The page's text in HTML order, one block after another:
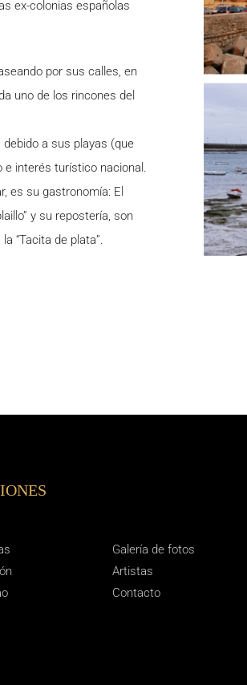
ex-colonias españolas
por sus calles, en
uno de los rincones del
a sus playas (que
e interés turístico nacional.
es su gastronomía: El
y su repostería, son
“Tacita de plata”.
Galería de fotos
Artistas
Contacto